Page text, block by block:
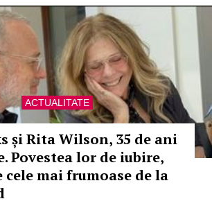
ACTUALITATE
și Rita Wilson, 35 de ani
Povestea lor de iubire,
mai frumoase de la